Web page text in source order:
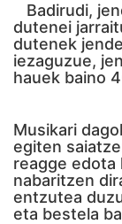
Badirudi,
dutenei
dutenek
iezaguzue,
hauek baino
Musikari
egiten
reagge edota
nabaritzen
entzutea
eta bestela